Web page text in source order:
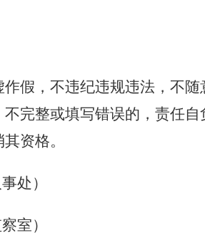
假，不违纪违规违法，不
完整或填写错误的，责任
资格。
处）
室）